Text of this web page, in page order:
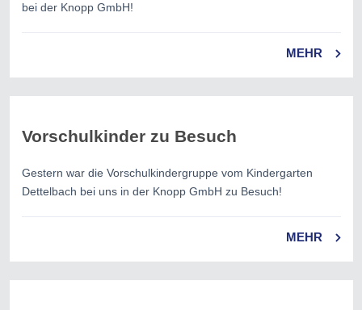
bei der Knopp GmbH!
MEHR
Vorschulkinder zu Besuch
Gestern war die Vorschulkindergruppe vom Kindergarten
Dettelbach bei uns in der Knopp GmbH zu Besuch!
MEHR